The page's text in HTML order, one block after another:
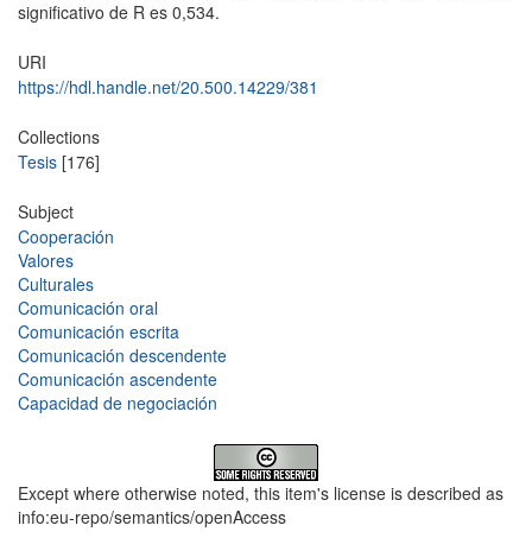
significativo de R es 0,534.
URI
https://hdl.handle.net/20.500.14229/381
Collections
Tesis [176]
Subject
Cooperación
Valores
Culturales
Comunicación oral
Comunicación escrita
Comunicación descendente
Comunicación ascendente
Capacidad de negociación
Except where otherwise noted, this item's license is described as
info:eu-repo/semantics/openAccess